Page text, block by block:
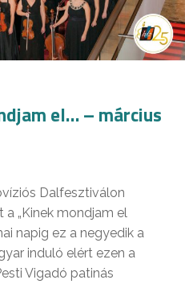
el… – március
Dalfesztiválon
„Kinek mondjam el
napig ez a negyedik a
induló elért ezen a
Vigadó patinás